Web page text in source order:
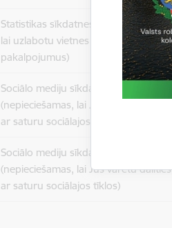
Statistikas sīkdatnes (nepieciešamas,
lai uzlabotu vietnes darbību un
pakalpojumus)
Sociālo mediju sīkdatnes
(nepieciešamas, lai Jūs varētu dalīties
ar saturu sociālajos tīklos)
Sociālo mediju sīkdatnes
(nepieciešamas, lai Jūs varētu dalīties
ar saturu sociālajos tīklos)